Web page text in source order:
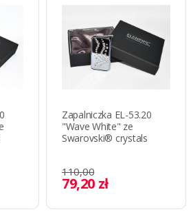
Zapalniczka EL-53.20
"Wave White" ze
Swarovski® crystals
110,00
79,20 zł